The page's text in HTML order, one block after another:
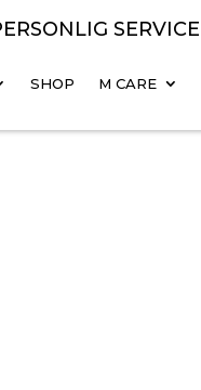
SERVICE
SHOP M CARE